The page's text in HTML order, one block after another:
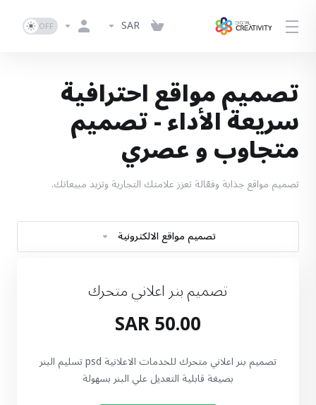
SAR
تصميم مواقع احترافية
سريعة الأداء - تصميم
متجاوب و عصري
تصميم مواقع جذابة وفعّالة تعزز علامتك التجارية وتزيد مبيعاتك.
تصميم مواقع الالكترونية
تصميم بنر اعلاني متحرك
50.00 SAR
تصميم بنر اعلاني متحرك للخدمات الاعلانية psd تسليم البنر
بصيغة قابلية التعديل علي البنر بسهولة